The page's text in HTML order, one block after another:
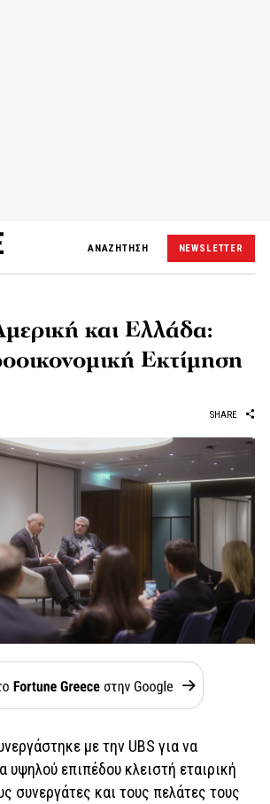
ΑΝΑΖΗΤΗΣΗ NEWSLETTER
και Ελλάδα:
Εκτίμηση
SHARE
με την UBS για να
υψηλού επιπέδου κλειστή εταιρική
συνεργάτες και τους πελάτες τους